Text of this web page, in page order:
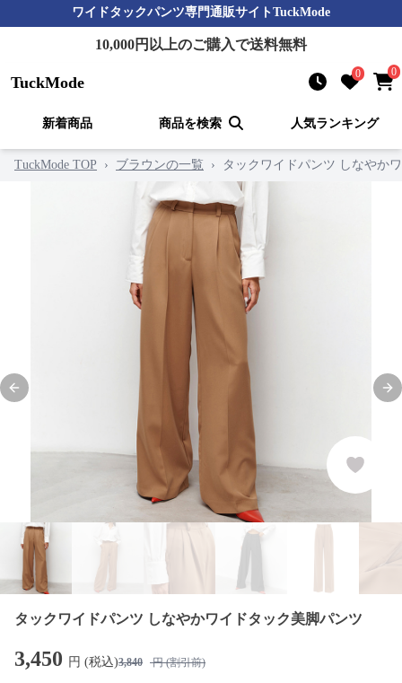
ワイドタックパンツ専門通販サイトTuckMode
10,000円以上のご購入で送料無料
TuckMode 0 0
新着商品 商品を検索 人気ランキング
TuckMode TOP › ブラウンの一覧 › タックワイドパンツ しなやか
Previous slide
タックワイドパンツ しなやかワイドタック美脚パンツ
3,450 円 (税込)3,840 円 (割引前)